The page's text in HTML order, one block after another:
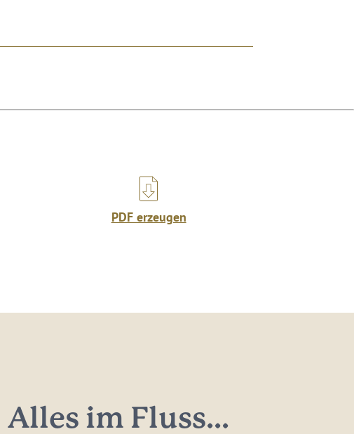
PDF erzeugen
Alles im Fluss...